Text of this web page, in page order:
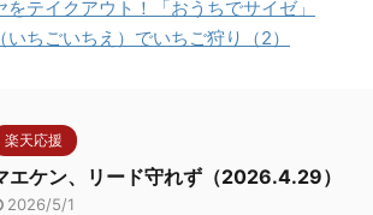
をテイクアウト！「おうちでサイゼ」
いちごいちえ）でいちご狩り（2）
楽天応援
エケン、リード守れず（2026.4.29）
2026/5/1